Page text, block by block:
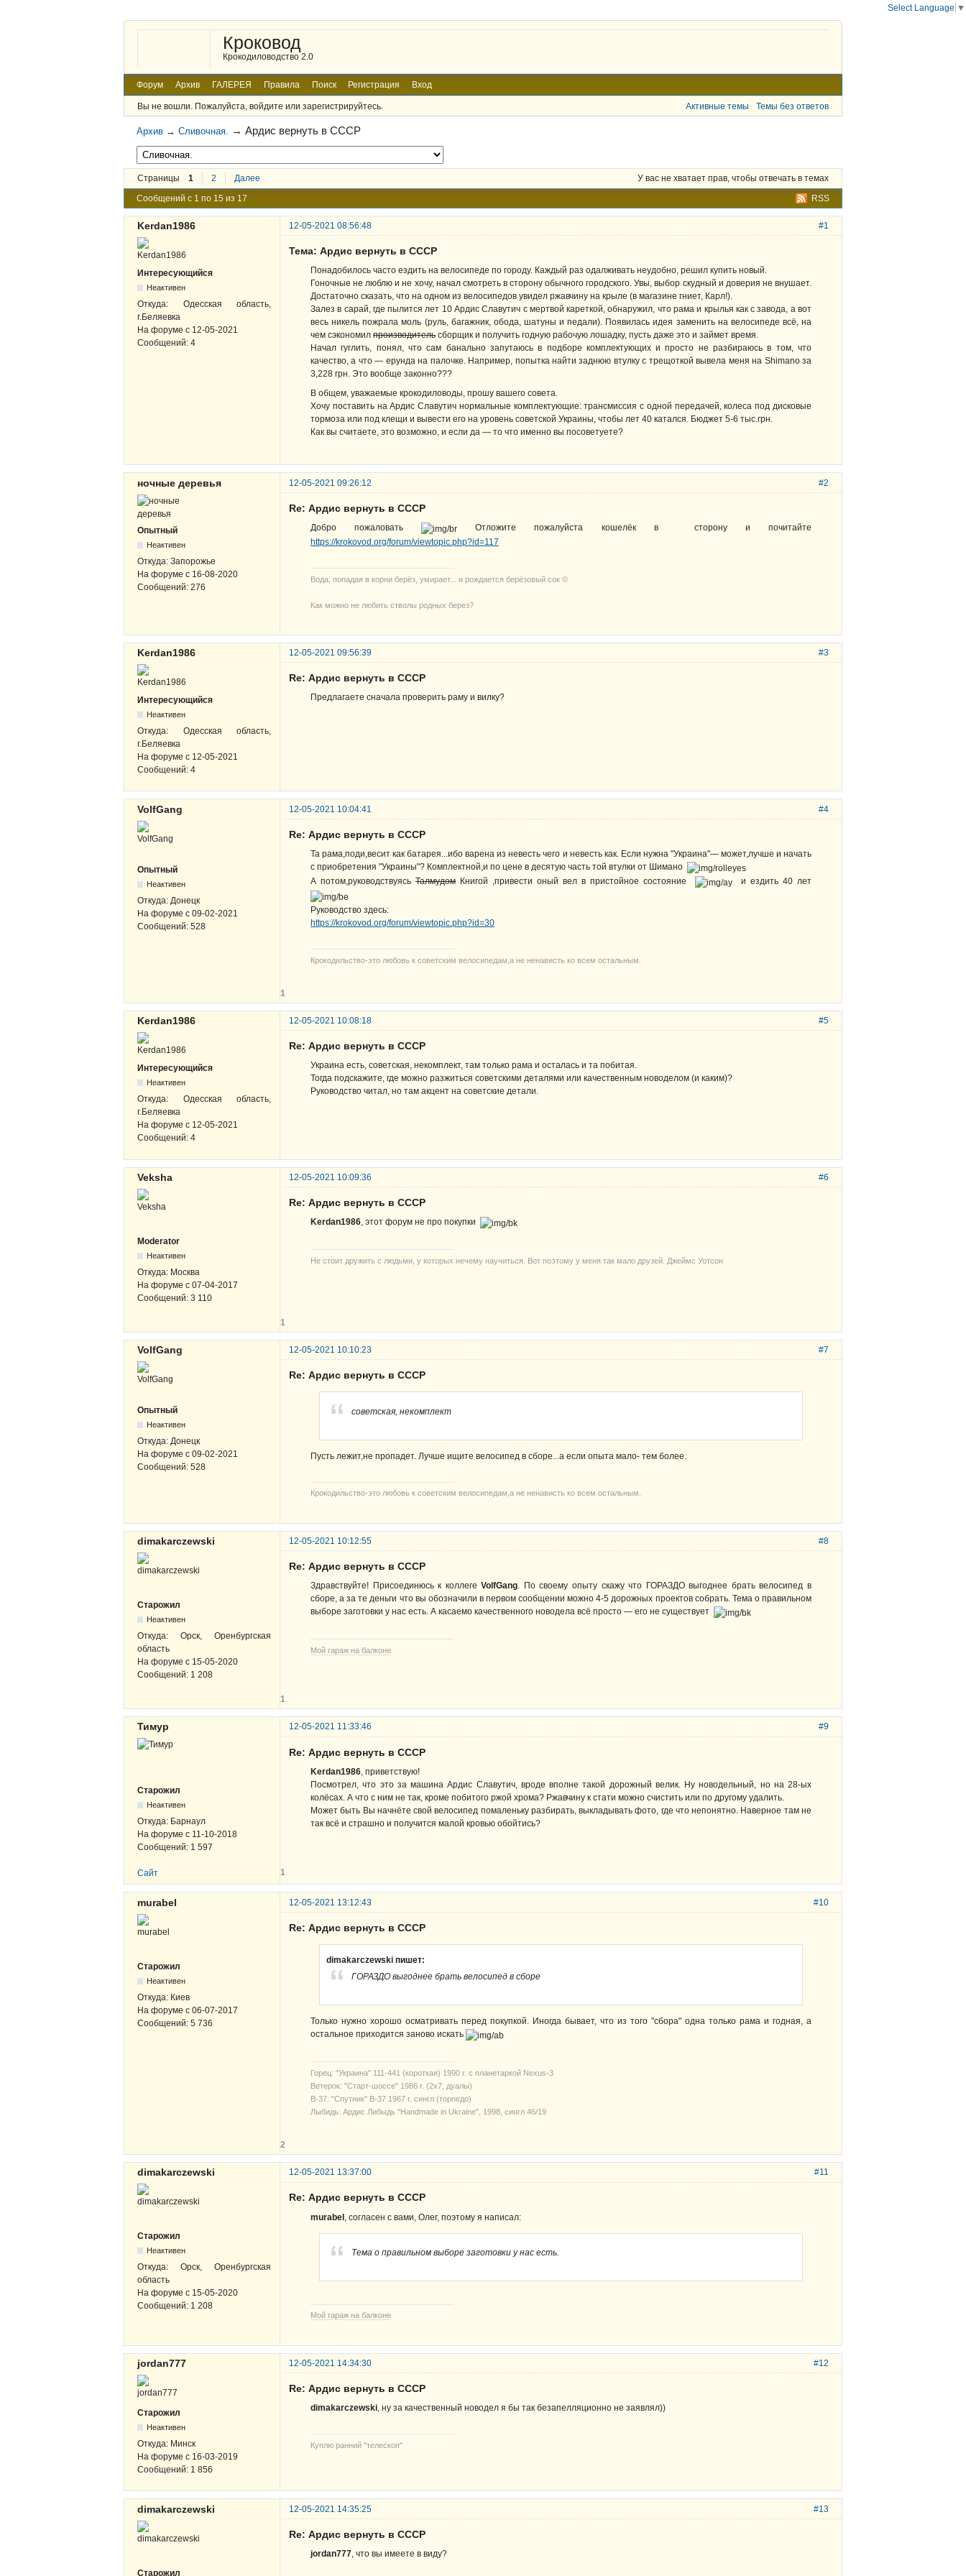
Кроковод
Крокодиловодство 2.0
Форум Архив ГАЛЕРЕЯ Правила Поиск Регистрация Вход
Вы не вошли. Пожалуйста, войдите или зарегистрируйтесь. Активные темы Темы без ответов
Архив →Сливочная. →Ардис вернуть в СССР
Страницы 1 2 Далее
У вас не хватает прав, чтобы отвечать в темах
RSS
Сообщений с 1 по 15 из 17
#1
Kerdan1986 12-05-2021 08:56:48
Интересующийся
Неактивен
Откуда: Одесская область,
г.Беляевка
На форуме с 12-05-2021
Сообщений: 4
Тема: Ардис вернуть в СССР
Понадобилось часто ездить на велосипеде по городу. Каждый раз одалживать неудобно, решил купить новый.
Гоночные не люблю и не хочу, начал смотреть в сторону обычного городского. Увы, выбор скудный и доверия не внушает.
Достаточно сказать, что на одном из велосипедов увидел ржавчину на крыле (в магазине гниет, Карл!).
Залез в сарай, где пылится лет 10 Ардис Славутич с мертвой кареткой, обнаружил, что рама и крылья как с завода, а вот
весь никель пожрала моль (руль, багажник, обода, шатуны и педали). Появилась идея заменить на велосипеде всё, на
чем сэкономил производитель сборщик и получить годную рабочую лошадку, пусть даже это и займет время.
Начал гуглить, понял, что сам банально запутаюсь в подборе комплектующих и просто не разбираюсь в том, что
качество, а что — ерунда на палочке. Например, попытка найти заднюю втулку с трещоткой вывела меня на Shimano за
3,228 грн. Это вообще законно???
В общем, уважаемые крокодиловоды, прошу вашего совета.
Хочу поставить на Ардис Славутич нормальные комплектующие: трансмиссия с одной передачей, колеса под дисковые
тормоза или под клещи и вывести его на уровень советской Украины, чтобы лет 40 катался. Бюджет 5-6 тыс.грн.
Как вы считаете, это возможно, и если да — то что именно вы посоветуете?
#2
ночные деревья 12-05-2021 09:26:12
Опытный
Неактивен
Откуда: Запорожье
На форуме с 16-08-2020
Сообщений: 276
Re: Ардис вернуть в СССР
Добро пожаловать
Отложите пожалуйста кошелёк в сторону и почитайте
https://krokovod.org/forum/viewtopic.php?id=117
Вода, попадая в корни берёз, умирает... и рождается берёзовый сок ©
Как можно не любить стволы родных берез?
#3
Kerdan1986 12-05-2021 09:56:39
Интересующийся
Неактивен
Откуда: Одесская область,
г.Беляевка
На форуме с 12-05-2021
Сообщений: 4
Re: Ардис вернуть в СССР
Предлагаете сначала проверить раму и вилку?
#4
VolfGang 12-05-2021 10:04:41
Опытный
Неактивен
Откуда: Донецк
На форуме с 09-02-2021
Сообщений: 528
Re: Ардис вернуть в СССР
Та рама,поди,весит как батарея...ибо варена из невесть чего и невесть как. Если нужна "Украина"— может,лучше и начать
с приобретения "Украины"? Комплектной,и по цене в десятую часть той втулки от Шимано
А потом,руководствуясь Талмудом Книгой ,привести оный вел в пристойное состояние и ездить 40 лет
Руководство здесь:
https://krokovod.org/forum/viewtopic.php?id=30
Крокодильство-это любовь к советским велосипедам,а не ненависть ко всем остальным.
1
#5
Kerdan1986 12-05-2021 10:08:18
Интересующийся
Неактивен
Откуда: Одесская область,
г.Беляевка
На форуме с 12-05-2021
Сообщений: 4
Re: Ардис вернуть в СССР
Украина есть, советская, некомплект, там только рама и осталась и та побитая.
Тогда подскажите, где можно разжиться советскими деталями или качественным новоделом (и каким)?
Руководство читал, но там акцент на советские детали.
#6
Veksha 12-05-2021 10:09:36
Moderator
Неактивен
Откуда: Москва
На форуме с 07-04-2017
Сообщений: 3 110
Re: Ардис вернуть в СССР
Kerdan1986, этот форум не про покупки
Не стоит дружить с людьми, у которых нечему научиться. Вот поэтому у меня так мало друзей. Джеймс Уотсон
1
#7
VolfGang 12-05-2021 10:10:23
Опытный
Неактивен
Откуда: Донецк
На форуме с 09-02-2021
Сообщений: 528
Re: Ардис вернуть в СССР
советская, некомплект
Пусть лежит,не пропадет. Лучше ищите велосипед в сборе...а если опыта мало- тем более.
Крокодильство-это любовь к советским велосипедам,а не ненависть ко всем остальным.
#8
dimakarczewski 12-05-2021 10:12:55
Старожил
Неактивен
Откуда: Орск, Оренбургская
область
На форуме с 15-05-2020
Сообщений: 1 208
Re: Ардис вернуть в СССР
Здравствуйте! Присоединюсь к коллегеVolfGang. По своему опыту скажу что ГОРАЗДО выгоднее брать велосипед в
сборе, а за те деньги что вы обозначили в первом сообщении можно 4-5 дорожных проектов собрать. Тема о правильном
выборе заготовки у нас есть. А касаемо качественного новодела всё просто — его не существует
Мой гараж на балконе
1
#9
Тимур 12-05-2021 11:33:46
Старожил
Неактивен
Откуда: Барнаул
На форуме с 11-10-2018
Сообщений: 1 597
Re: Ардис вернуть в СССР
Kerdan1986 , приветствую!
Посмотрел, что это за машина Ардис Славутич, вроде вполне такой дорожный велик. Ну новодельный, но на 28-ых
колёсах. А что с ним не так, кроме побитого ржой хрома? Ржавчину к стати можно счистить или по другому удалить.
Может быть Вы начнёте свой велосипед помаленьку разбирать, выкладывать фото, где что непонятно. Наверное там не
так всё и страшно и получится малой кровью обойтись?
Сайт 1
#10
murabel 12-05-2021 13:12:43
Старожил
Неактивен
Откуда: Киев
На форуме с 06-07-2017
Сообщений: 5 736
Re: Ардис вернуть в СССР
dimakarczewski пишет:
ГОРАЗДО выгоднее брать велосипед в сборе
Только нужно хорошо осматривать перед покупкой. Иногда бывает, что из того "сбора" одна только рама и годная, а
остальное приходится заново искать
Горец: "Украина" 111-441 (короткая) 1990 г. с планетаркой Nexus-3
Ветерок: "Старт-шоссе" 1986 г. (2х7, дуалы)
В-37: "Спутник" В-37 1967 г. сингл (торпедо)
Лыбидь: Ардис Либыдь "Handmade in Ukraine", 1998, сингл 46/19
2
#11
dimakarczewski 12-05-2021 13:37:00
Старожил
Неактивен
Откуда: Орск, Оренбургская
область
На форуме с 15-05-2020
Сообщений: 1 208
Re: Ардис вернуть в СССР
murabel , согласен с вами, Олег, поэтому я написал:
Тема о правильном выборе заготовки у нас есть.
Мой гараж на балконе
#12
jordan777 12-05-2021 14:34:30
Старожил
Неактивен
Откуда: Минск
На форуме с 16-03-2019
Сообщений: 1 856
Re: Ардис вернуть в СССР
dimakarczewski, ну за качественный новодел я бы так безапелляционно не заявлял))
Куплю ранний "телескоп"
#13
dimakarczewski 12-05-2021 14:35:25
Старожил
Re: Ардис вернуть в СССР
jordan777, что вы имеете в виду?
Select Language ▼